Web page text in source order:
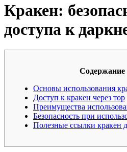
Кракен:
доступа к
Содержание
Основы использования
Доступ к кракен через тор
Преимущества
Безопасность при
Полезные ссылки кракен